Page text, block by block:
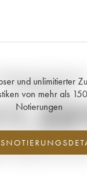
und unlimitierter
von mehr als
Notierungen
Entwicklung der
Preisnotierung
des Jahrgangs 2004
Vergleich zum Jahr